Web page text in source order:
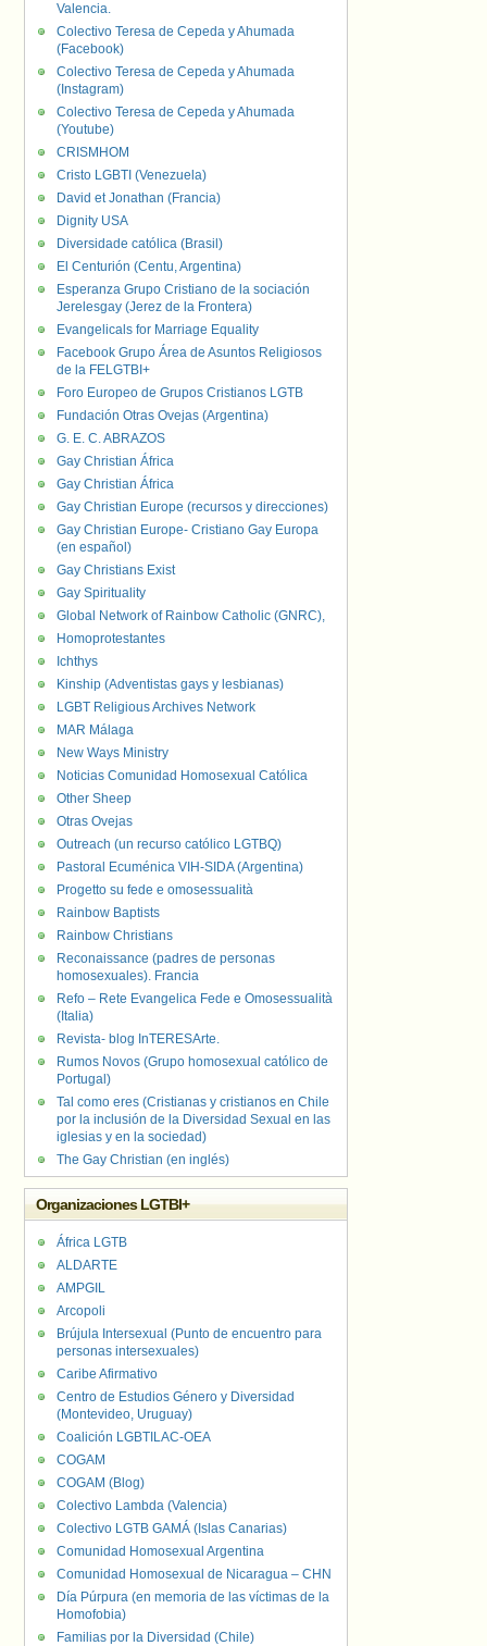
Valencia.
Colectivo Teresa de Cepeda y Ahumada
(Facebook)
Colectivo Teresa de Cepeda y Ahumada
(Instagram)
Colectivo Teresa de Cepeda y Ahumada
(Youtube)
CRISMHOM
Cristo LGBTI (Venezuela)
David et Jonathan (Francia)
Dignity USA
Diversidade católica (Brasil)
El Centurión (Centu, Argentina)
Esperanza Grupo Cristiano de la sociación
Jerelesgay (Jerez de la Frontera)
Evangelicals for Marriage Equality
Facebook Grupo Área de Asuntos Religiosos
de la FELGTBI+
Foro Europeo de Grupos Cristianos LGTB
Fundación Otras Ovejas (Argentina)
G. E. C. ABRAZOS
Gay Christian África
Gay Christian África
Gay Christian Europe (recursos y direcciones)
Gay Christian Europe- Cristiano Gay Europa
(en español)
Gay Christians Exist
Gay Spirituality
Global Network of Rainbow Catholic (GNRC),
Homoprotestantes
Ichthys
Kinship (Adventistas gays y lesbianas)
LGBT Religious Archives Network
MAR Málaga
New Ways Ministry
Noticias Comunidad Homosexual Católica
Other Sheep
Otras Ovejas
Outreach (un recurso católico LGTBQ)
Pastoral Ecuménica VIH-SIDA (Argentina)
Progetto su fede e omosessualità
Rainbow Baptists
Rainbow Christians
Reconaissance (padres de personas
homosexuales). Francia
Refo – Rete Evangelica Fede e Omosessualità
(Italia)
Revista- blog InTERESArte.
Rumos Novos (Grupo homosexual católico de
Portugal)
Tal como eres (Cristianas y cristianos en Chile
por la inclusión de la Diversidad Sexual en las
iglesias y en la sociedad)
The Gay Christian (en inglés)
Organizaciones LGTBI+
África LGTB
ALDARTE
AMPGIL
Arcopoli
Brújula Intersexual (Punto de encuentro para
personas intersexuales)
Caribe Afirmativo
Centro de Estudios Género y Diversidad
(Montevideo, Uruguay)
Coalición LGBTILAC-OEA
COGAM
COGAM (Blog)
Colectivo Lambda (Valencia)
Colectivo LGTB GAMÁ (Islas Canarias)
Comunidad Homosexual Argentina
Comunidad Homosexual de Nicaragua – CHN
Día Púrpura (en memoria de las víctimas de la
Homofobia)
Familias por la Diversidad (Chile)